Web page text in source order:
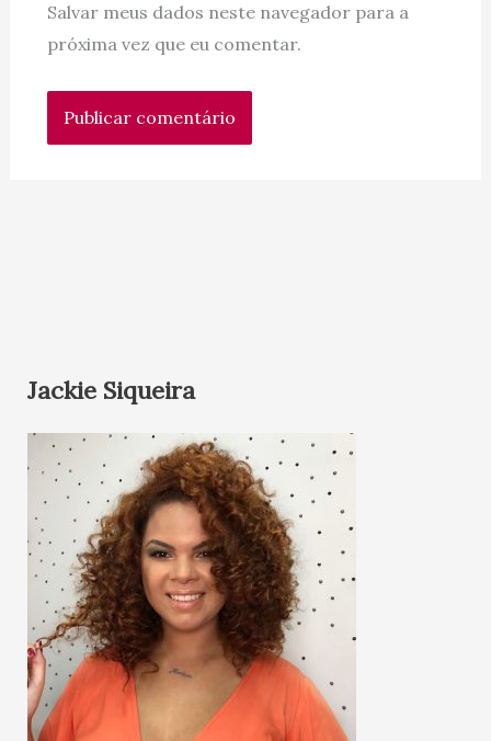
Salvar meus dados neste navegador para a
próxima vez que eu comentar.
Jackie Siqueira